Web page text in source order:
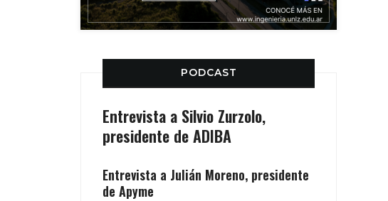
PODCAST
Entrevista a Silvio Zurzolo,
presidente de ADIBA
Entrevista a Julián Moreno, presidente
de Apyme